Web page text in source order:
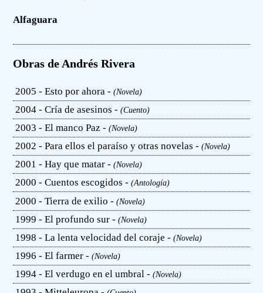
Alfaguara
Obras de Andrés Rivera
2005 - Esto por ahora -(Novela)
2004 - Cría de asesinos -(Cuento)
2003 - El manco Paz -(Novela)
2002 - Para ellos el paraíso y otras novelas -(Novela)
2001 - Hay que matar -(Novela)
2000 - Cuentos escogidos -(Antología)
2000 - Tierra de exilio -(Novela)
1999 - El profundo sur -(Novela)
1998 - La lenta velocidad del coraje -(Novela)
1996 - El farmer -(Novela)
1994 - El verdugo en el umbral -(Novela)